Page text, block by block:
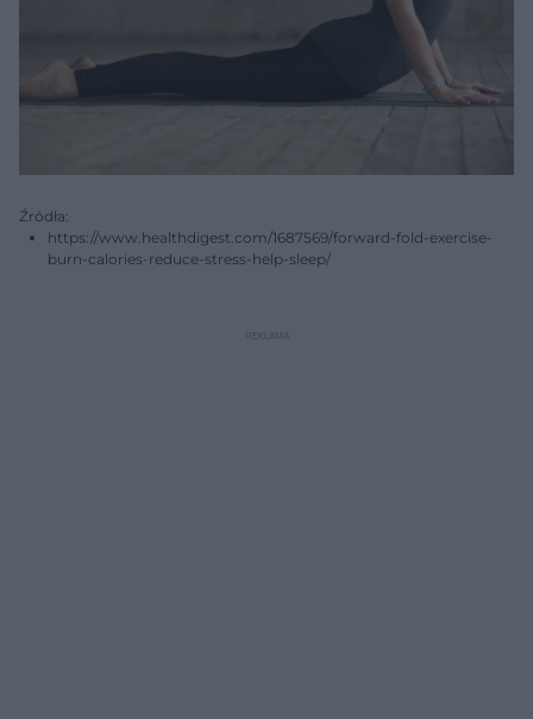
Źródła:
https://www.healthdigest.com/1687569/forward-fold-exercise-
burn-calories-reduce-stress-help-sleep/